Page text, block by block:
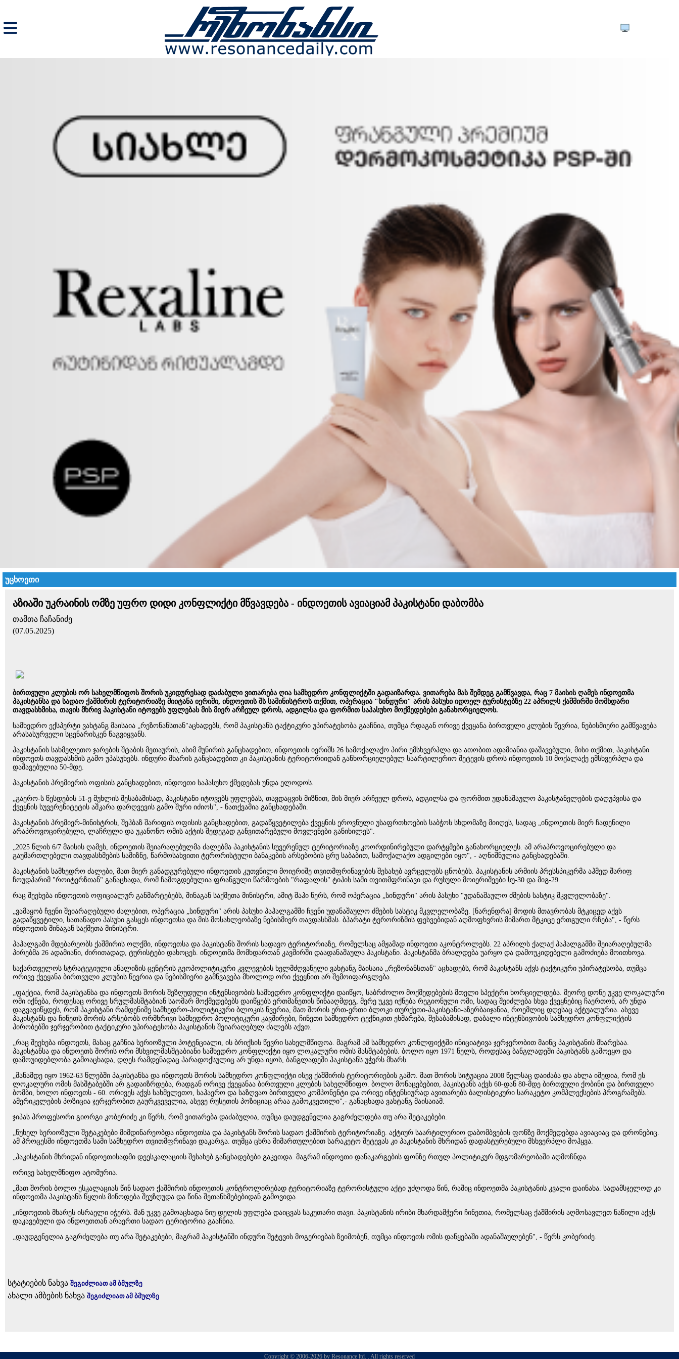
უცხოეთი
აზიაში უკრაინის ომზე უფრო დიდი კონფლიქტი მწვავდება - ინდოეთის ავიაციამ პაკისტანი დაბომბა
თამთა ჩაჩანიძე
(07.05.2025)
ბირთვული კლუბის ორ სახელმწიფოს შორის უკიდურესად დაძაბული ვითარება ღია სამხედრო კონფლიქტში გადაიზარდა. ვითარება მას შემდეგ გამწვავდა, რაც 7 მაისის ღამეს ინდოეთმა
პაკისტანსა და სადაო ქაშმირის ტერიტორიაზე მიიტანა იერიში, ინდოეთის შს სამინისტროს თქმით, ოპერაცია "სინდური" არის პასუხი იდოელ ტურისტებზე 22 აპრილს ქაშმირში მომხდარი
თავდასხმისა, თავის მხრივ პაკისტანი იტოვებს უფლებას მის მიერ არჩეულ დროს, ადგილსა და ფორმით საპასუხო მოქმედებები განახორციელოს.
სამხედრო ექსპერტი ვახტანგ მაისაია „რეზონანსთან"აცხადებს, რომ პაკისტანს ტაქტიკური უპირატესობა გააჩნია, თუმცა რდაგან ორივე ქვეყანა ბირთვული კლუბის წევრია, ნებისმიერი გამწვავება
არასასურველი სცენარისკენ წაგვიყვანს.
პაკისტანის სახმელეთო ჯარების შტაბის მეთაურის, ასიმ მუნირის განცხადებით, ინდოეთის იერიშს 26 სამოქალაქო პირი ემსხვერპლა და ათობით ადამიანია დაშავებული, მისი თქმით, პაკისტანი
ინდოეთს თავდასხმის გამო უპასუხებს. ინდური მხარის განცხადებით კი პაკისტანის ტერიტორიიდან განხორციელებულ საარტილერიო შეტევის დროს ინდოეთის 10 მოქალაქე ემსხვერპლა და
დაშავებულია 50-მდე.
პაკისტანის პრემიერის ოფისის განცხადებით, ინდოეთი საპასუხო ქმედებას უნდა ელოდოს.
„გაერო-ს წესდების 51-ე მუხლის შესაბამისად, პაკისტანი იტოვებს უფლებას, თავდაცვის მიზნით, მის მიერ არჩეულ დროს, ადგილსა და ფორმით უდანაშაულო პაკისტანელების დაღუპვისა და
ქვეყნის სუვერენიტეტის აშკარა დარღვევის გამო შური იძიოს", - ნათქვამია განცხადებაში.
პაკისტანის პრემიერ-მინისტრის, შეჰბაზ შარიფის ოფისის განცხადებით, გადაწყვეტილება ქვეყნის ეროვნული უსაფრთხოების საბჭოს სხდომაზე მიიღეს, სადაც „ინდოეთის მიერ ჩადენილი
არაპროვოცირებული, ლაჩრული და უკანონო ომის აქტის შედეგად განვითარებული მოვლენები განიხილეს".
„2025 წლის 6/7 მაისის ღამეს, ინდოეთის შეიარაღებულმა ძალებმა პაკისტანის სუვერენულ ტერიტორიაზე კოორდინირებული დარტყმები განახორციელეს. ამ არაპროვოცირებული და
გაუმართლებელი თავდასხმების სამიზნე, წარმოსახვითი ტერორისტული ბანაკების არსებობის ცრუ საბაბით, სამოქალაქო ადგილები იყო", - აღნიშნულია განცხადებაში.
პაკისტანის სამხედრო ძალები, მათ მიერ განადგურებული ინდოეთის კუთვნილი მოიერიშე თვითმფრინავების შესახებ ავრცელებს ცნობებს. პაკისტანის არმიის პრესსპიკერმა აჰმედ შარიფ
ჩოუდჰარიმ "როიტერზთან" განაცხადა, რომ ჩამოგდებულია ფრანგული წარმოების "რაფალის" ტიპის სამი თვითმფრინავი და რუსული მოიერიშეები სუ-30 და მიგ-29.
რაც შეეხება ინდოეთის ოფიციალურ განმარტებებს, შინაგან საქმეთა მინისტრი, ამიტ შაჰი წერს, რომ ოპერაცია „სინდური" არის პასუხი "უდანაშაულო ძმების სასტიკ მკვლელობაზე".
„ვამაყობ ჩვენი შეიარაღებული ძალებით, ოპერაცია „სინდური" არის პასუხი პაჰალგამში ჩვენი უდანაშაულო ძმების სასტიკ მკვლელობაზე. [ნარენდრა] მოდის მთავრობას მტკიცედ აქვს
გადაწყვეტილი, სათანადო პასუხი გასცეს ინდოეთსა და მის მოსახლეობაზე ნებისმიერ თავდასხმას. ბჰარატი ტერორიზმის ფესვებიდან აღმოფხვრის მიმართ მტკიცე ერთგული რჩება", - წერს
ინდოეთის შინაგან საქმეთა მინისტრი.
პაჰალგამი მდებარეობს ქაშმირის ოლქში, ინდოეთსა და პაკისტანს შორის სადავო ტერიტორიაზე, რომელსაც ამჟამად ინდოეთი აკონტროლებს. 22 აპრილს ქალაქ პაჰალგამში შეიარაღებულმა
პირებმა 26 ადამიანი, ძირითადად, ტურისტები დახოცეს. ინდოეთმა მომხდართან კავშირში დაადანაშაულა პაკისტანი. პაკისტანმა ბრალდება უარყო და დამოუკიდებელი გამოძიება მოითხოვა.
საქართველოს სტრატეგიული ანალიზის ცენტრის გეოპოლიტიკური კვლევების ხელმძღვანელი ვახტანგ მაისაია „რეზონანსთან" აცხადებს, რომ პაკისტანს აქვს ტაქტიკური უპირატესობა, თუმცა
ორივე ქვეყანა ბირთვული კლუბის წევრია და ნებისმიერი გამწვავება მხოლოდ ორი ქვეყნით არ შემოიფარგლება.
„ფაქტია, რომ პაკისტანსა და ინდოეთს შორის შეზღუდული ინტენსივობის სამხედრო კონფლიქტი დაიწყო, საბრძოლო მოქმედებების მთელი სპექტრი ხორციელდება. მეორე დონე უკვე ლოკალური
ომი იქნება, როდესაც ორივე სრულმასშტაბიან საომარ მოქმედებებს დაიწყებს ერთმანეთის წინააღმდეგ, მერე უკვე იქნება რეგიონული ომი, სადაც შეიძლება სხვა ქვეყნებიც ჩაერთონ, არ უნდა
დაგვავიწყდეს, რომ პაკისტანი რამდენიმე სამხედრო-პოლიტიკური ბლოკის წვერია, მათ შორის ერთ-ერთი ბლოკი თურქეთი-პაკისტანი-აზერბაიჯანია, როემლიც დღესაც აქტუალურია. ასევე
პაკისტანს და ჩინეთს შორის არსებობს ორმხრივი სამხედრო პოლიტიკური კავშირები, ჩინეთი სამხედრო ტექნიკით ეხმარება, შესაბამისად, დაბალი ინტენსივობის სამხედრო კონფლიქტის
პირობებში ჯერჯერობით ტაქტიკური უპირატესობა პაკისტანის შეიარაღებულ ძალებს აქვთ.
„რაც შეეხება ინდოეთს, მასაც გაჩნია სერიოზული პოტენციალი, ის ბრიქსის წევრი სახელმწიფოა. მაგრამ ამ სამხედრო კონლფიქტში ინიციატივა ჯერჯერობით მაინც პაკისტანის მხარესაა.
პაკისტანსა და ინდოეთს შორის ორი მსხვილმასშტაბიანი სამხედრო კონფლიქტი იყო ლოკალური ომის მასშტაბების. ბოლო იყო 1971 წელს, როდესაც ბანგლადეში პაკისტანს გამოეყო და
დამოუიდებლობა გამოაცხადა, დღეს რამდენადაც პარადოქსულიც არ უნდა იყოს, ბანგლადეში პაკისტანს უჭერს მხარს.
„მანამდე იყო 1962-63 წლებში პაკისტანსა და ინდოეთს შორის სამხედრო კონფლიქტი ისევ ქაშმირის ტერიტორიების გამო. მათ შორის სიტუაცია 2008 წელსაც დაიძაბა და ახლა იმედია, რომ ეს
ლოკალური ომის მასშტაბებში არ გადაიზრდება, რადგან ორივე ქვეყანაა ბირთვული კლუბის სახელმწიფო. ბოლო მონაცებებით, პაკისტანს აქვს 60-დან 80-მდე ბირთვული ქობინი და ბირთვული
ბომბი, ხოლო ინდოეთს - 60. ორივეს აქვს სახმელეთო, საჰაერო და საზღვაო ბირთვული კომპონენტი და ორივე ინტენსიურად ავითარებს ბალისტიკური სარაკეტო კომპლექსების პროგრამებს.
ამერიკელების პოზიცია ჯერჯერობით გაურკვეველია, ასევე რუსეთის პოზიციაც არაა გამოკვეთილი",- განაცხადა ვახტანგ მაისაიამ.
ჯიპას პროფესორი გიორგი კობერიძე კი წერს, რომ ვითარება დაძაბულია, თუმცა დაუდგენელია გაგრძელდება თუ არა შეტაკებები.
„წუხელ სერიოზული შეტაკებები მიმდინარეობდა ინდოეთსა და პაკისტანს შორის სადაო ქაშმირის ტერიტორიაზე. აქტიურ საარტილერიო დაბომბვების ფონზე მოქმედებდა ავიაციაც და დრონებიც.
ამ პროცესში ინდოეთმა სამი სამხედრო თვითმფრინავი დაკარგა. თუმცა ცხრა მიმართულებით სარაკეტო შეტევას კი პაკისტანის მხრიდან დადასტურებული მსხვერპლი მოჰყვა.
„პაკისტანის მხრიდან ინდოეთისადმი დეესკალაციის შესახებ განცხადებები გაკეთდა. მაგრამ ინდოეთი დანაკარგების ფონზე რთულ პოლიტიკურ მდგომარეობაში აღმოჩნდა.
ორივე სახელმწიფო ატომურია.
„მათ შორის ბოლო ესკალაციას წინ სადაო ქაშმირის ინდოეთის კონტროლირებად ტერიტორიაზე ტერორისტული აქტი უძღოდა წინ, რაშიც ინდოეთმა პაკისტანის კვალი დაინახა. სადამსჯელოდ კი
ინდოეთმა პაკისტანს წყლის მიწოდება შეუზღუდა და წინა შეთანხმებებიდან გამოვიდა.
„ინდოეთის მხარეს ისრაელი იჭერს. მან უკვე გამოაცხადა ნიუ დელის უფლება დაიცვას საკუთარი თავი. პაკისტანის ირიბი მხარდამჭერი ჩინეთია, რომელსაც ქაშმირის აღმოსავლეთ ნაწილი აქვს
დაკავებული და ინდოეთთან არაერთი სადაო ტერიტორია გააჩნია.
„დაუდგენელია გაგრძელება თუ არა შეტაკებები, მაგრამ პაკისტანში ინდური შეტევის მოგერიებას ზეიმობენ, თუმცა ინდოეთს ომის დაწყებაში ადანაშაულებენ", - წერს კობერიძე.
სტატიების ნახვა შეგიძლიათ ამ ბმულზე
ახალი ამბების ნახვა შეგიძლიათ ამ ბმულზე
Copyright © 2006-2026 by Resonance ltd. . All rights reserved